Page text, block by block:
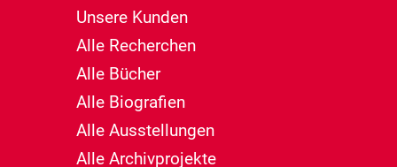
Unsere Kunden
Alle Recherchen
Alle Bücher
Alle Biografien
Alle Ausstellungen
Alle Archivprojekte